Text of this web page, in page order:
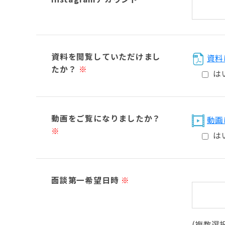
資料を閲覧していただけまし
たか？ ※
資
は
動画をご覧になりましたか？
※
動
は
面談第一希望日時 ※